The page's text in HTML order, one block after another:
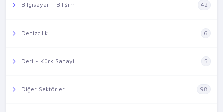
Bilgisayar - Bilişim 42
Denizcilik 6
Deri - Kürk Sanayi 5
Diğer Sektörler 98